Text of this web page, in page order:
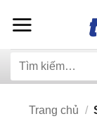
qua
dung
Tìm
Trang chủ /